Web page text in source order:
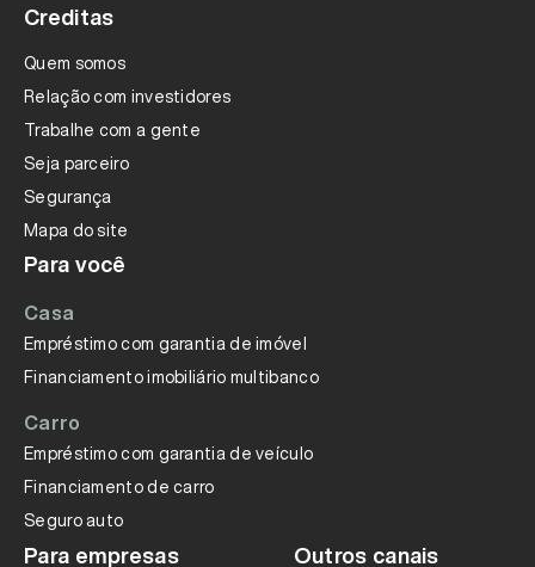
Creditas
Quem somos
Relação com investidores
Trabalhe com a gente
Seja parceiro
Segurança
Mapa do site
Para você
Casa
Empréstimo com garantia de imóvel
Financiamento imobiliário multibanco
Carro
Empréstimo com garantia de veículo
Financiamento de carro
Seguro auto
Para empresas Outros canais